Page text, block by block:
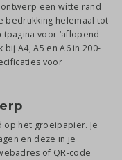
een witte rand
bedrukking helemaal tot
voor ‘aflopend
A4, A5 en A6 in 200-
voor
op het groeipapier. Je
en deze in je
of QR-code